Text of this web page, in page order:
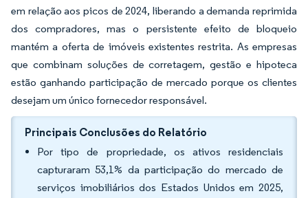
em relação aos picos de 2024, liberando a demanda reprimida
dos compradores, mas o persistente efeito de bloqueio
mantém a oferta de imóveis existentes restrita. As empresas
que combinam soluções de corretagem, gestão e hipoteca
estão ganhando participação de mercado porque os clientes
desejam um único fornecedor responsável.
Principais Conclusões do Relatório
Por tipo de propriedade, os ativos residenciais
capturaram 53,1% da participação do mercado de
serviços imobiliários dos Estados Unidos em 2025,